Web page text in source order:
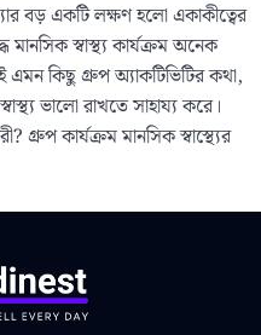
বড় একটি লক্ষণ হলো একাকীত্বের
স্বাস্থ্য কার্যক্রম অনেক
এমন কিছু গ্রুপ অ্যাকটিভিটির কথা,
ভালো রাখতে সাহায্য করে।
গ্রুপ কার্যক্রম মানসিক স্বাস্থ্যের